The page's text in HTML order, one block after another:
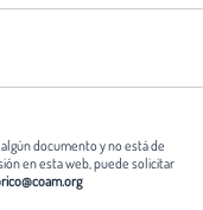
documento y no está de
en esta web, puede solicitar